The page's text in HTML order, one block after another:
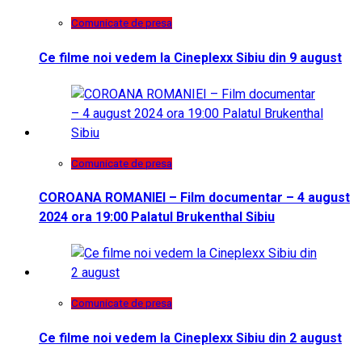
Comunicate de presa
Ce filme noi vedem la Cineplexx Sibiu din 9 august
Comunicate de presa
COROANA ROMANIEI – Film documentar – 4 august
2024 ora 19:00 Palatul Brukenthal Sibiu
Comunicate de presa
Ce filme noi vedem la Cineplexx Sibiu din 2 august